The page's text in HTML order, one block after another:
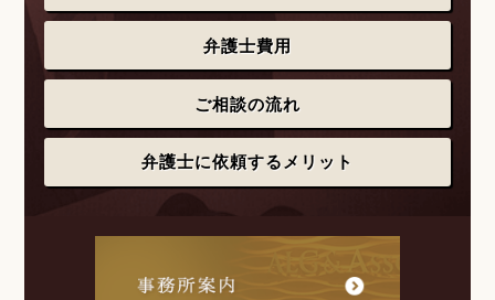
弁護士費用
ご相談の流れ
弁護士に依頼するメリット